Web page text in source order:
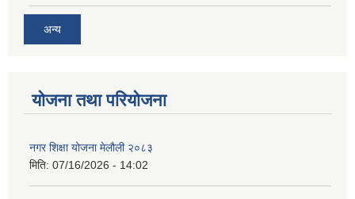
अन्य
योजना तथा परियोजना
नगर शिक्षा योजना मेलौली २०८३
मिति: 07/16/2026 - 14:02